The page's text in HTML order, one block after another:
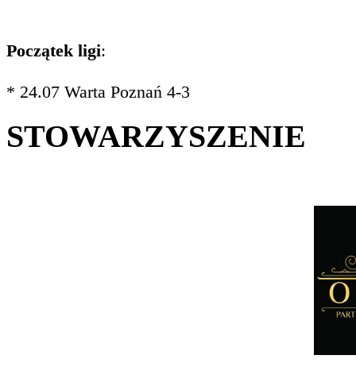
Początek ligi:
* 24.07 Warta Poznań 4-3
STOWARZYSZENIE